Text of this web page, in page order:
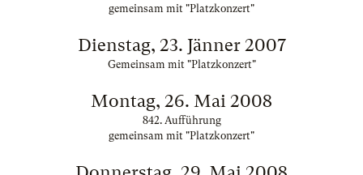
gemeinsam mit "Platzkonzert"
Dienstag, 23. Jänner 2007
Gemeinsam mit "Platzkonzert"
Montag, 26. Mai 2008
842. Aufführung
gemeinsam mit "Platzkonzert"